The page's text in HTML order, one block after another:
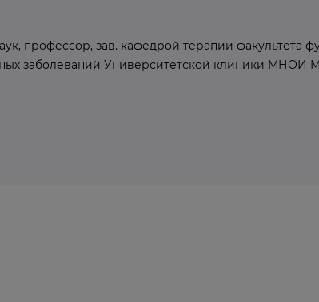
профессор, зав. кафедрой терапии факультета
заболеваний Университетской клиники